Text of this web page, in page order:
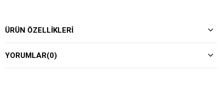
ÜRÜN ÖZELLIKLERI
YORUMLAR(0)